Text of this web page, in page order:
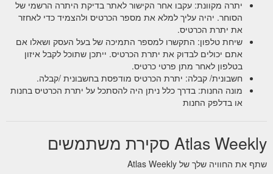
יתרה מקוונת: עקבו אחר הקישור לאתר בדיקת היתרה הרשמי של
הסוחר. יהיה עליך למלא את מספר הכרטיס ולהצמיד כדי לאחזר
את יתרת הכרטיס.
שיחת טלפון: התקשרו למספר התמיכה של בעל העסק ושאלו אם
אתם יכולים לבדוק את יתרת הכרטיס. ייתכן שתוכל לקבל איזון
בטלפון לאחר מתן פרטי כרטיס.
חשבונית/ קבלה: יתרת הכרטיס מודפסת בחשבונית /קבלה.
מונה החנות: בדרך כלל ניתן היה להסתכל על יתרת הכרטיס בחנות
או בדלפק החנות
Atlas Weekly סקירת משתמשים
שתף את החוויה שלך של Atlas Weekly